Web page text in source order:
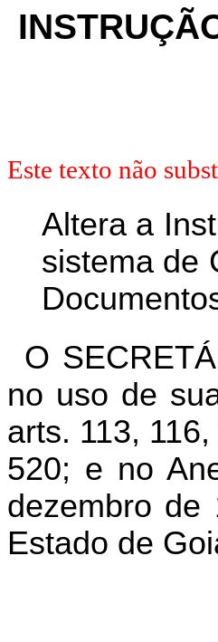
Este texto não
Altera a
sistema de
O
no uso de
arts. 113, 116,
520; e no
dezembro de
Estado de